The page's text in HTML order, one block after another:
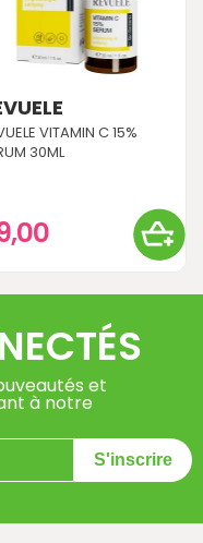
VITAMIN C 15%
30ML
et
à notre
S'inscrire